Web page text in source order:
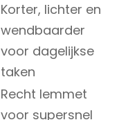
Korter, lichter en
wendbaarder
voor dagelijkse
taken
Recht lemmet
voor supersnel